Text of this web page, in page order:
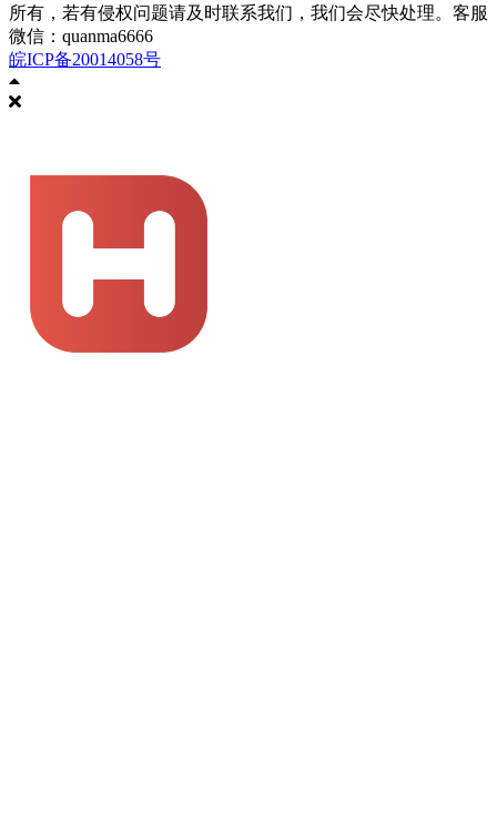
所有，若有侵权问题请及时联系我们，我们会尽快处理。客服
微信：quanma6666
皖ICP备20014058号